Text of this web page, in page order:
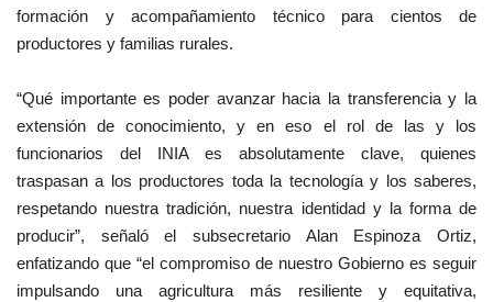
formación y acompañamiento técnico para cientos de
productores y familias rurales.
“Qué importante es poder avanzar hacia la transferencia y la
extensión de conocimiento, y en eso el rol de las y los
funcionarios del INIA es absolutamente clave, quienes
traspasan a los productores toda la tecnología y los saberes,
respetando nuestra tradición, nuestra identidad y la forma de
producir”, señaló el subsecretario Alan Espinoza Ortiz,
enfatizando que “el compromiso de nuestro Gobierno es seguir
impulsando una agricultura más resiliente y equitativa,